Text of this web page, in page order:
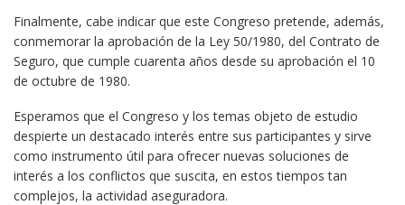
Finalmente, cabe indicar que este Congreso pretende, además,
conmemorar la aprobación de la Ley 50/1980, del Contrato de
Seguro, que cumple cuarenta años desde su aprobación el 10
de octubre de 1980.
Esperamos que el Congreso y los temas objeto de estudio
despierte un destacado interés entre sus participantes y sirve
como instrumento útil para ofrecer nuevas soluciones de
interés a los conflictos que suscita, en estos tiempos tan
complejos, la actividad aseguradora.